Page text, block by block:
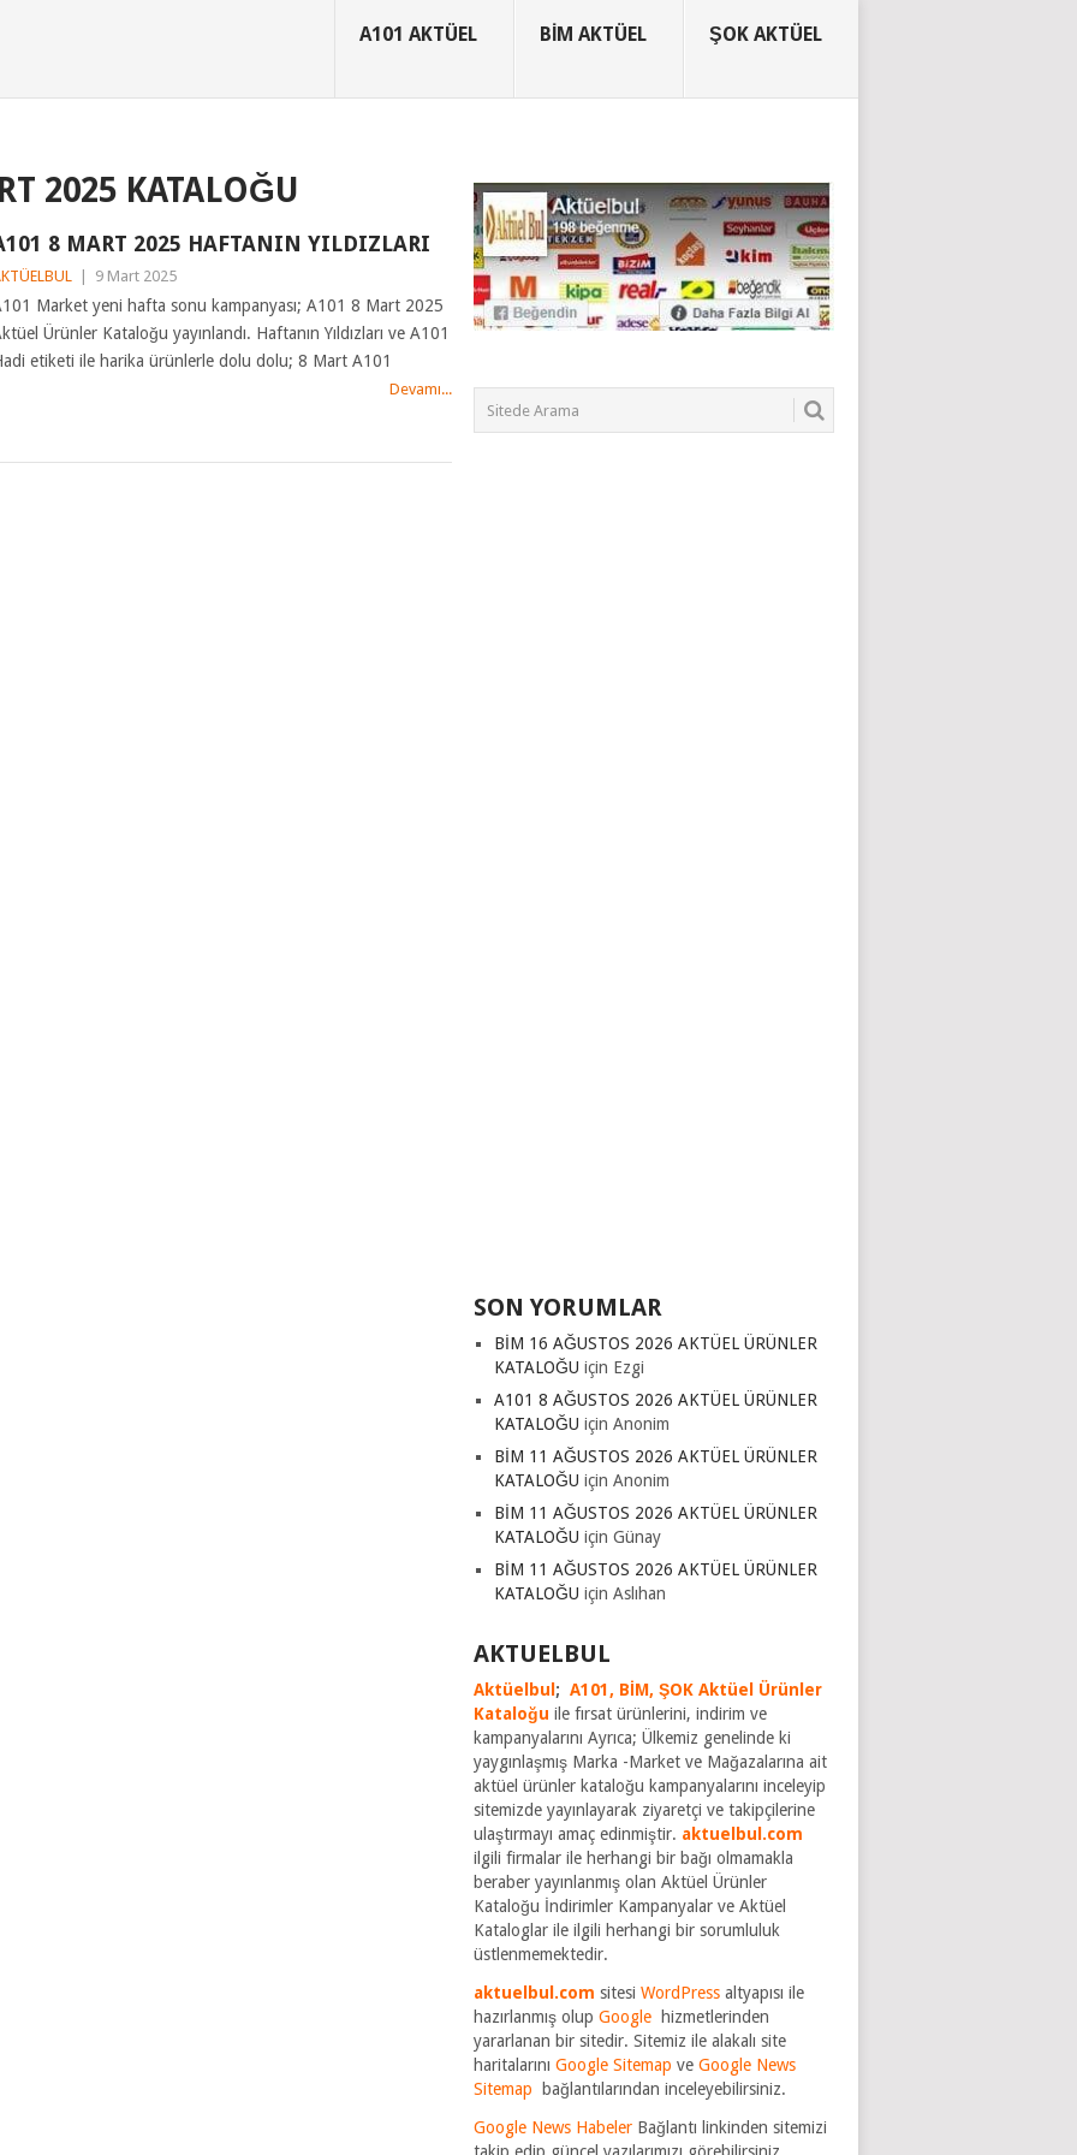
A101 AKTÜEL BIM AKTÜEL ŞOK AKTÜEL
2025 KATALOĞU
8 MART 2025 HAFTANIN YILDIZLARI
9 Mart 2025
Market yeni hafta sonu kampanyası; A101 8 Mart 2025
Ürünler Kataloğu yayınlandı. Haftanın Yıldızları ve A101
etiketi ile harika ürünlerle dolu dolu; 8 Mart A101
Devamı...
SON YORUMLAR
BİM 16 AĞUSTOS 2026 AKTÜEL ÜRÜNLER
KATALOĞU için Ezgi
A101 8 AĞUSTOS 2026 AKTÜEL ÜRÜNLER
KATALOĞU için Anonim
BİM 11 AĞUSTOS 2026 AKTÜEL ÜRÜNLER
KATALOĞU için Anonim
BİM 11 AĞUSTOS 2026 AKTÜEL ÜRÜNLER
KATALOĞU için Günay
BİM 11 AĞUSTOS 2026 AKTÜEL ÜRÜNLER
KATALOĞU için Aslıhan
AKTUELBUL
Aktüelbul ; A101, BİM, ŞOK Aktüel Ürünler
Kataloğu ile fırsat ürünlerini, indirim ve
kampanyalarını Ayrıca; Ülkemiz genelinde ki
yaygınlaşmış Marka -Market ve Mağazalarına ait
aktüel ürünler kataloğu kampanyalarını inceleyip
sitemizde yayınlayarak ziyaretçi ve takipçilerine
ulaştırmayı amaç edinmiştir. aktuelbul.com
ilgili firmalar ile herhangi bir bağı olmamakla
beraber yayınlanmış olan Aktüel Ürünler
Kataloğu İndirimler Kampanyalar ve Aktüel
Kataloglar ile ilgili herhangi bir sorumluluk
üstlenmemektedir.
aktuelbul.com sitesi WordPress altyapısı ile
hazırlanmış olup Google hizmetlerinden
yararlanan bir sitedir. Sitemiz ile alakalı site
haritalarını Google Sitemap ve Google News
Sitemap
bağlantılarından inceleyebilirsiniz.
Google News Habeler Bağlantı linkinden sitemizi